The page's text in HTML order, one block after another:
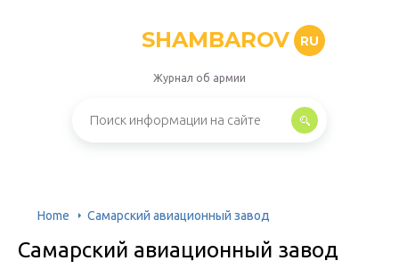
SHAMBAROV RU
Журнал об армии
Home Самарский авиационный завод
Самарский авиационный завод